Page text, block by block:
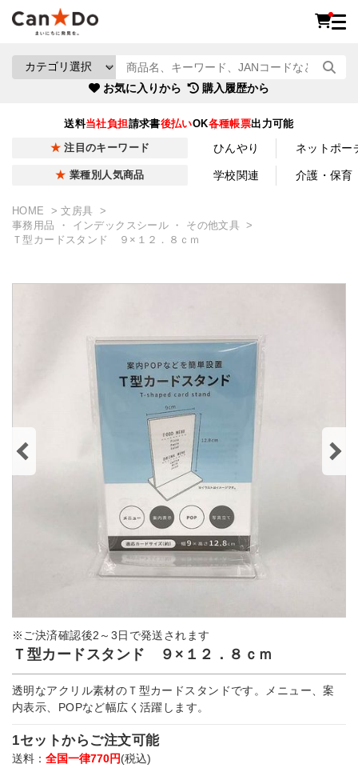
お気に入りから 購入履歴から
送料当社負担請求書後払いOK各種帳票出力可能
注目のキーワード ひんやり ネットポー
業種別人気商品 学校関連 介護・保育
HOME
文房具
事務用品 ・ インデックスシール ・ その他文具
Ｔ型カードスタンド ９×１２．８ｃｍ
※ご決済確認後2～3日で発送されます
Ｔ型カードスタンド ９×１２．８ｃｍ
透明なアクリル素材のＴ型カードスタンドです。メニュー、案
内表示、POPなど幅広く活躍します。
1セットからご注文可能
送料： 全国一律770円(税込)